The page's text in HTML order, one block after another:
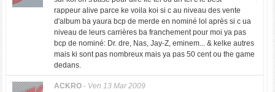
rappeur alive parce ke voila koi si c au niveau des vente
d'album ba yaura bcp de merde en nominé lol après si c ua
niveau de leurs carrières ba franchement pour moi ya pas
bcp de nominé: Dr. dre, Nas, Jay-Z, eminem... & kelke autres
mais ki sont pas nombreux mais ya pas 50 cent ou the game
dedans.
ACKRO- Ven 13 Mar 2009